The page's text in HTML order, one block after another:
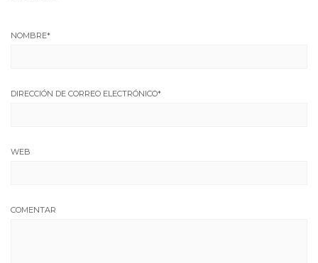
NOMBRE*
DIRECCIÓN DE CORREO ELECTRÓNICO*
WEB
COMENTAR